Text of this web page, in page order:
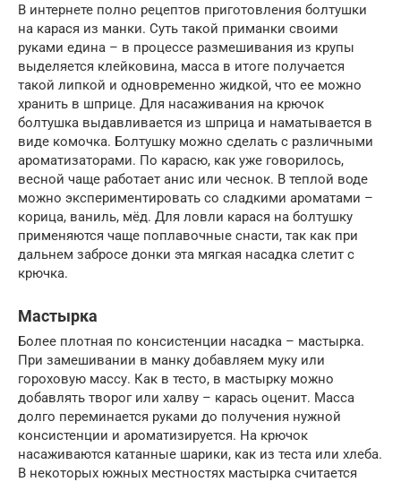
В интернете полно рецептов приготовления болтушки
на карася из манки. Суть такой приманки своими
руками едина – в процессе размешивания из крупы
выделяется клейковина, масса в итоге получается
такой липкой и одновременно жидкой, что ее можно
хранить в шприце. Для насаживания на крючок
болтушка выдавливается из шприца и наматывается в
виде комочка. Болтушку можно сделать с различными
ароматизаторами. По карасю, как уже говорилось,
весной чаще работает анис или чеснок. В теплой воде
можно экспериментировать со сладкими ароматами –
корица, ваниль, мёд. Для ловли карася на болтушку
применяются чаще поплавочные снасти, так как при
дальнем забросе донки эта мягкая насадка слетит с
крючка.
Мастырка
Более плотная по консистенции насадка – мастырка.
При замешивании в манку добавляем муку или
гороховую массу. Как в тесто, в мастырку можно
добавлять творог или халву – карась оценит. Масса
долго переминается руками до получения нужной
консистенции и ароматизируется. На крючок
насаживаются катанные шарики, как из теста или хлеба.
В некоторых южных местностях мастырка считается